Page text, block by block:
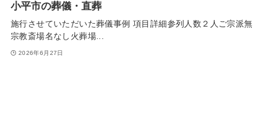
小平市の葬儀・直葬
施行させていただいた葬儀事例 項目詳細参列人数２人ご宗派無
宗教斎場名なし火葬場...
2026年6月27日